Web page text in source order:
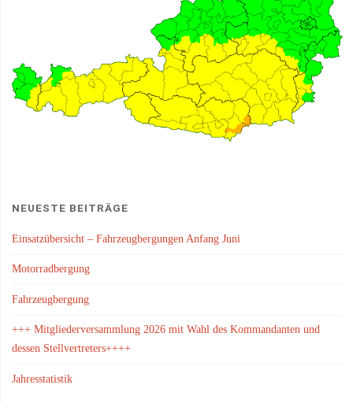
NEUESTE BEITRÄGE
Einsatzübersicht – Fahrzeugbergungen Anfang Juni
Motorradbergung
Fahrzeugbergung
+++ Mitgliederversammlung 2026 mit Wahl des Kommandanten und
dessen Stellvertreters++++
Jahresstatistik